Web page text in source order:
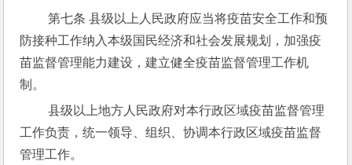
第七条 县级以上人民政府应当将疫苗安全工作和预
防接种工作纳入本级国民经济和社会发展规划，加强疫
苗监督管理能力建设，建立健全疫苗监督管理工作机
制。
县级以上地方人民政府对本行政区域疫苗监督管理
工作负责，统一领导、组织、协调本行政区域疫苗监督
管理工作。